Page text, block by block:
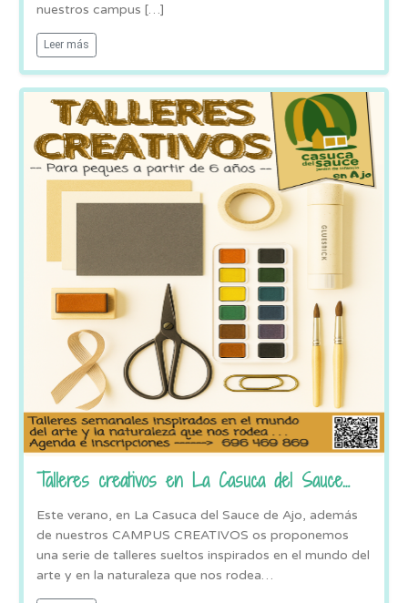
nuestros campus […]
Leer más
Talleres creativos en La Casuca del Sauce…
Este verano, en La Casuca del Sauce de Ajo, además
de nuestros CAMPUS CREATIVOS os proponemos
una serie de talleres sueltos inspirados en el mundo del
arte y en la naturaleza que nos rodea…